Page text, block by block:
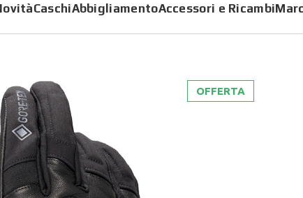
CaschiAbbigliamento
Tute
Accessori e Ricambi
CoprimotoOFFERTA